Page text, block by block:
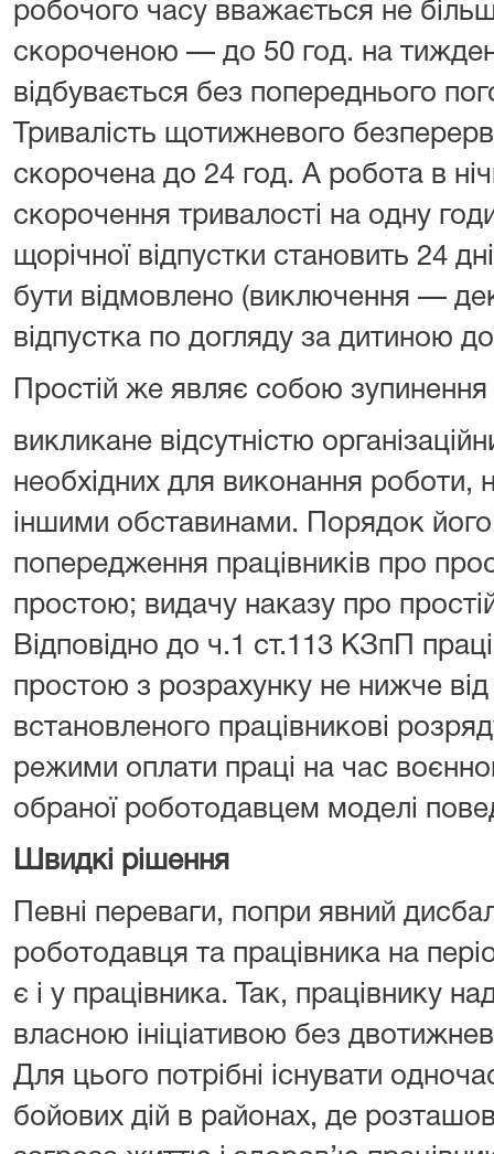
робочого часу вважається не
скороченою — до 50 год. на
відбувається без попереднього
Тривалість щотижневого
скорочена до 24 год. А робота в
скорочення тривалості на одну
щорічної відпустки становить 24
бути відмовлено (виключення —
відпустка по догляду за дитиною
Простій же являє собою
викликане відсутністю
необхідних для виконання
іншими обставинами. Порядок
попередження працівників про
простою; видачу наказу про
Відповідно до ч.1 ст.113 КЗпП
простою з розрахунку не нижче
встановленого працівникові
режими оплати праці на час
обраної роботодавцем моделі
Швидкі рішення
Певні переваги, попри явний
роботодавця та працівника на
є і у працівника. Так, працівнику
власною ініціативою без
Для цього потрібні існувати
бойових дій в районах, де